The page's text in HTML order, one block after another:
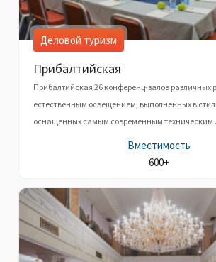
Деловой туризм
Прибалтийская
Прибалтийская 26 конференц-залов различных
естественным освещением, выполненных в
оснащенных самым современным техническим
Вместимость
600+